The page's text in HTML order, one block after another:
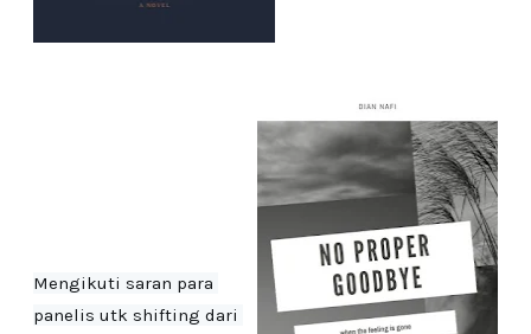
Mengikuti saran para
panelis utk shifting dari